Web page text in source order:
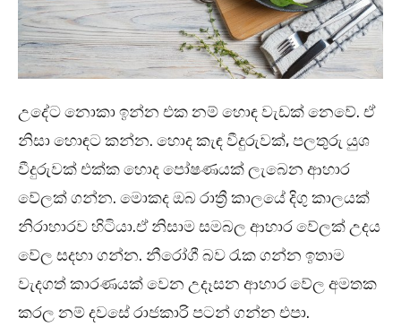
උදේට නොකා ඉන්න එක නම් හොඳ වැඩක් නෙවේ. ඒ
නිසා හොඳට කන්න. හොද කැඳ වීදුරුවක්, පලතුරු යුශ
වීදුරුවක් එක්ක හොද පෝෂණයක් ලැබෙන ආහාර
වේලක් ගන්න. මොකද ඔබ රාත්‍රී කාලයේ දිගු කාලයක්
නිරාහාරව හිටියා.ඒ නිසාම සමබල ආහාර වේලක් උදය
වේල සදහා ගන්න. නීරෝගී බව රැක ගන්න ඉතාම
වැදගත් කාරණයක් වෙන උදෑසන ආහාර වේල අමතක
කරල නම් දවසේ රාජකාරි පටන් ගන්න එපා.